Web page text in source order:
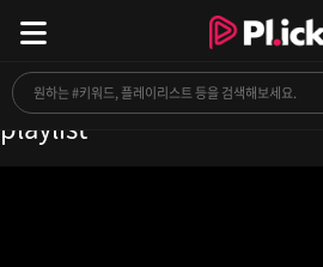
𝘱𝘭𝘢𝘺𝘭𝘪𝘴𝘵 몽환적인 국내 밴드
playlist